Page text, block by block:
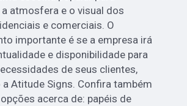
atmosfera e o visual dos
e comerciais. O
importante é se a empresa irá
e disponibilidade para
de seus clientes,
Atitude Signs. Confira também
acerca de: papéis de